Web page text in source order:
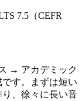
7.5（CEFR
→ アカデミック
す。まずは短い
、徐々に長い音